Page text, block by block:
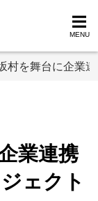
MENU
村を舞台に企業
業連携
ェクト